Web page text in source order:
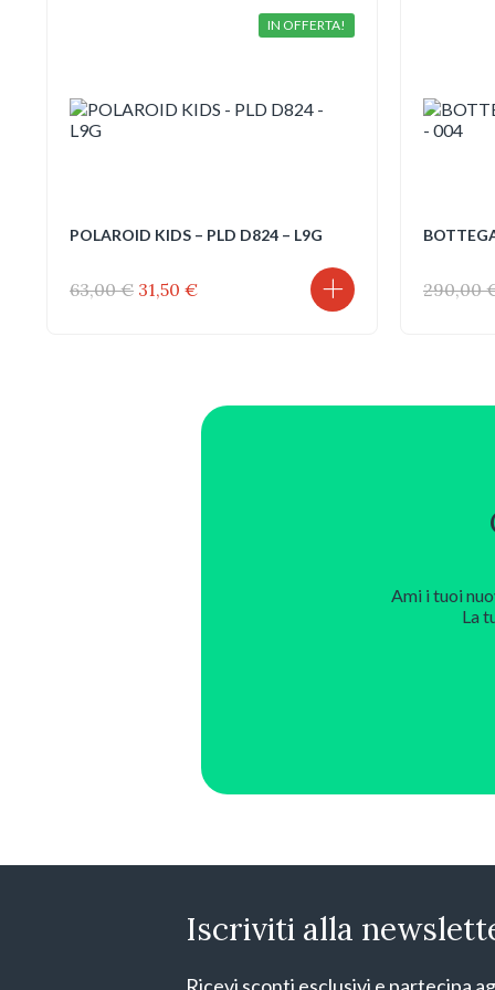
IN OFFERTA!
POLAROID KIDS – PLD D824 – L9G
63,00€ Il
31,50 €Il
290,00
Ami i tuoi
La
Iscriviti alla